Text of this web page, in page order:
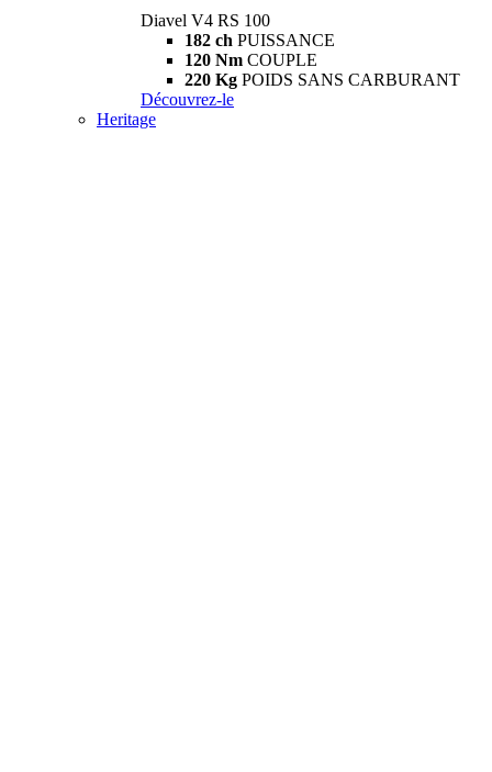
Diavel V4 RS 100
182 ch PUISSANCE
120 Nm COUPLE
220 Kg POIDS SANS CARBURANT
Découvrez-le
Heritage